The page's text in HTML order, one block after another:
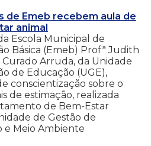
de Emeb recebem aula de
animal
Escola Municipal de
Básica (Emeb) Profª Judith
Arruda, da Unidade
de Educação (UGE),
conscientização sobre o
de estimação, realizada
de Bem-Estar
de Gestão de
Meio Ambiente